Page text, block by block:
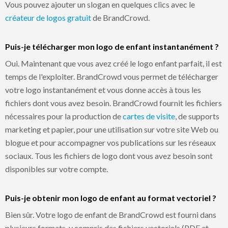
Vous pouvez ajouter un slogan en quelques clics avec le
créateur de logos gratuitde BrandCrowd.
Puis-je télécharger mon logo de enfant instantanément ?
Oui. Maintenant que vous avez créé le logo enfant parfait, il est
temps de l'exploiter. BrandCrowd vous permet de télécharger
votre logo instantanément et vous donne accès à tous les
fichiers dont vous avez besoin. BrandCrowd fournit les fichiers
nécessaires pour la production decartes de visite , de supports
marketing et papier, pour une utilisation sur votre site Web ou
blogue et pour accompagner vos publications sur les réseaux
sociaux. Tous les fichiers de logo dont vous avez besoin sont
disponibles sur votre compte.
Puis-je obtenir mon logo de enfant au format vectoriel ?
Bien sûr. Votre logo de enfant de BrandCrowd est fourni dans